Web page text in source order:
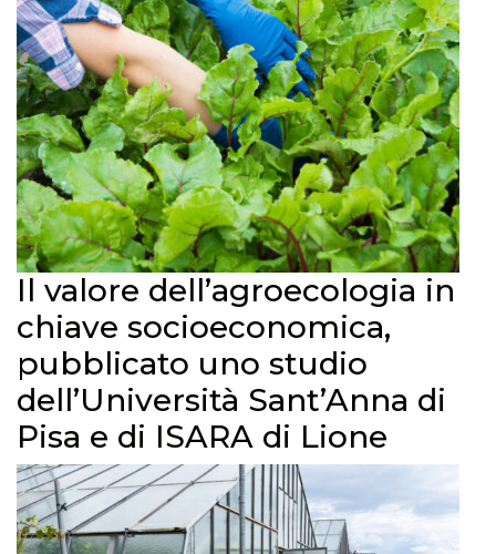
Il valore dell’agroecologia in
chiave socioeconomica,
pubblicato uno studio
dell’Università Sant’Anna di
Pisa e di ISARA di Lione